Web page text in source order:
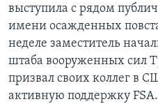
выступила с рядом
имени осажденных
неделе заместитель
штаба вооруженных сил
призвал своих коллег в
активную поддержку FSA.